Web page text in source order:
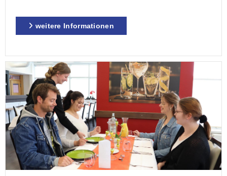
weitere Informationen